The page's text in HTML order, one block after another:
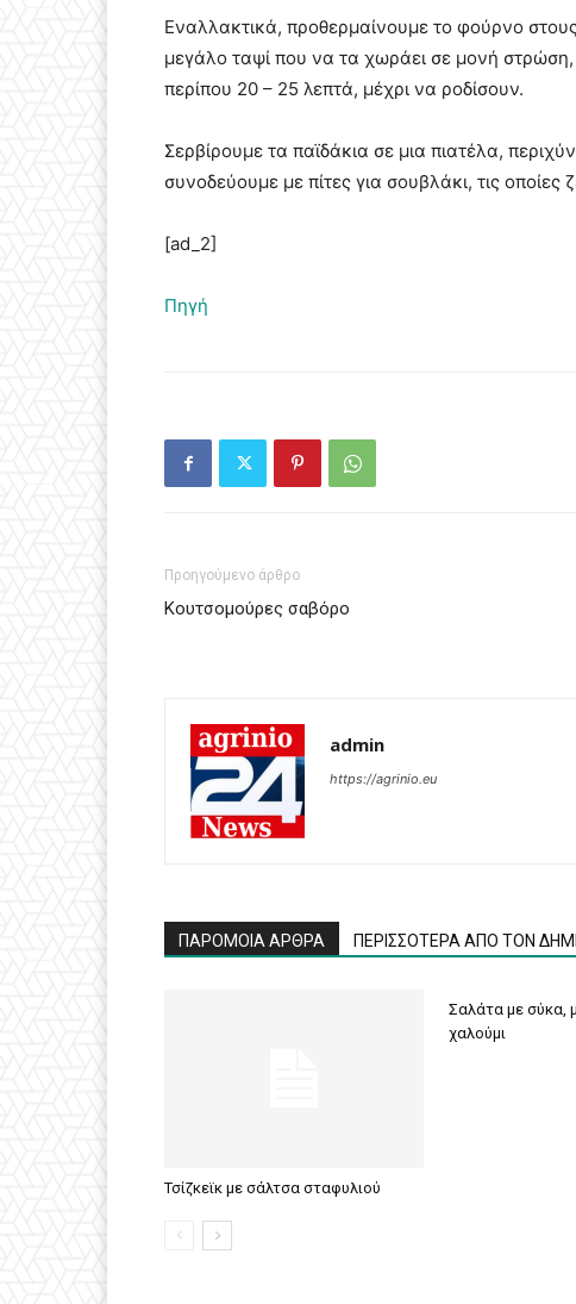
Εναλλακτικά, προθερμαίνουμε το φούρνο
μεγάλο ταψί που να τα χωράει σε μονή
περίπου 20 – 25 λεπτά, μέχρι να ροδίσουν.
Σερβίρουμε τα παϊδάκια σε μια πιατέλα,
συνοδεύουμε με πίτες για σουβλάκι, τις
[ad_2]
Πηγή
Προηγούμενο άρθρο
Κουτσομούρες σαβόρο
admin
https://agrinio.eu
ΠΑΡΟΜΟΙΑ ΑΡΘΡΑ ΠΕΡΙΣΣΟΤΕΡΑ ΑΠΟ ΤΟΝ
Τσίζκεϊκ με σάλτσα σταφυλιού
Σαλάτα με σύκα,
χαλούμι